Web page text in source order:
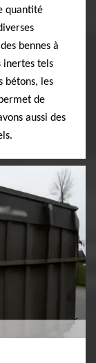
quantité
bennes à
inertes tels
bétons, les
de
aussi des